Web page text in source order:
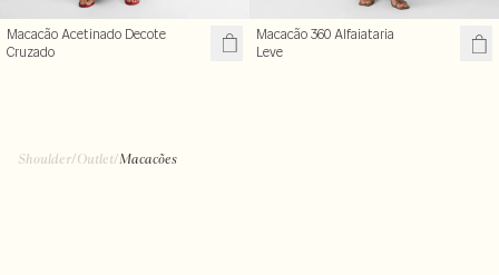
Macacão Acetinado Decote
Cruzado
Macacão 360 Alfaiataria
Leve
Shoulder/Outlet/Macacões